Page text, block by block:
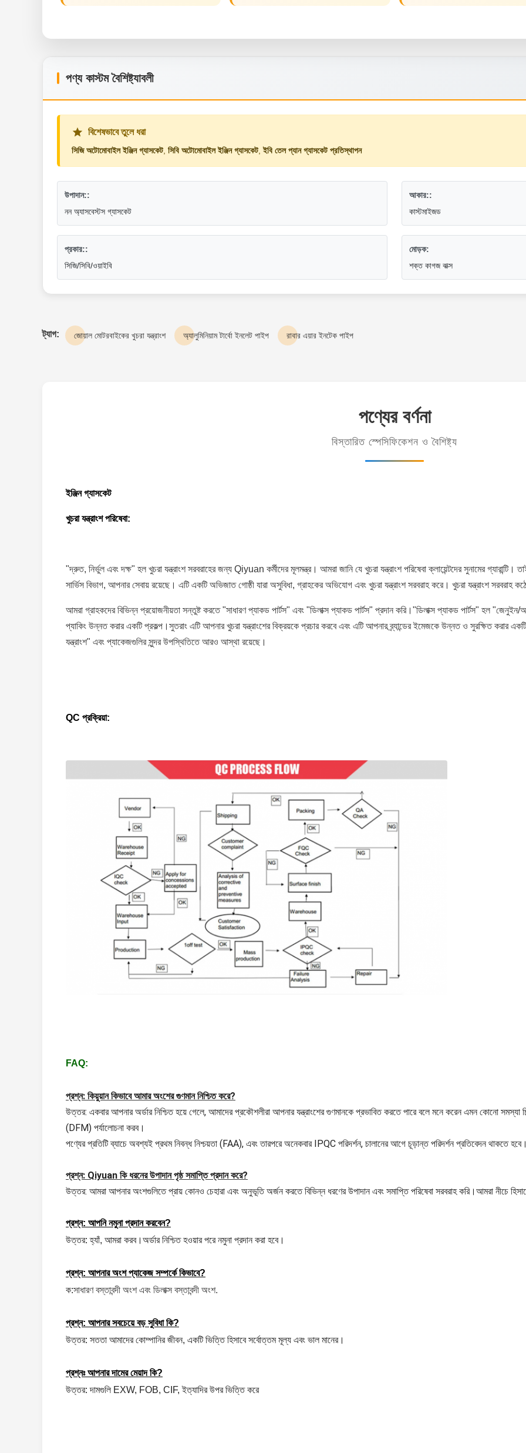
পণ্য কাস্টম বৈশিষ্ট্যাবলী
বিশেষভাবে তুলে ধরা
সিজি অটোমোবাইল ইঞ্জিন গ্যাসকেট, সিবি অটোমোবাইল ইঞ্জিন গ্যাসকেট,ইবি তেল প্যান গ্যাসকেট প্রতিস্থাপন
উপাদান::
নন অ্যাসবেস্টস গ্যাসকেট
আকার::
কাস্টমাইজড
প্রকার::
সিজি/সিবি/ওয়াইবি
মোড়ক:
শক্ত কাগজ বাক্স
ট্যাগ: জোয়াল মোটরবাইকের খুচরা যন্ত্রাংশ অ্যালুমিনিয়াম টার্বো ইনলেট পাইপ রাবার এয়ার ইনটেক পাইপ
পণ্যের বর্ণনা
বিস্তারিত স্পেসিফিকেশন ও বৈশিষ্ট্য
ইঞ্জিন গ্যাসকেট
খুচরা যন্ত্রাংশ পরিষেবা:
"দ্রুত, নির্ভুল এবং দক্ষ" হল খুচরা যন্ত্রাংশ সরবরাহের জন্য Qiyuan কর্মীদের মূলমন্ত্র। আমরা জানি যে খুচরা যন্ত্রাংশ পরিষেবা ক্লায়েন্টদের সুনামের
সার্ভিস বিভাগ, আপনার সেবায় রয়েছে। এটি একটি অভিজাত গোষ্ঠী যারা অসুবিধা, গ্রাহকের অভিযোগ এবং খুচরা যন্ত্রাংশ সরবরাহ করে। খুচরা যন্ত্রাংশ সরবরাহ
আমরা গ্রাহকদের বিভিন্ন প্রয়োজনীয়তা সন্তুষ্ট করতে "সাধারণ প্যাকড পার্টস" এবং "ডিলাক্স প্যাকড পার্টস" প্রদান করি।"ডিলাক্স প্যাকড পার্টস" হল "জেনুইন/
প্যাকিং উন্নত করার একটি প্রকল্প।সুতরাং এটি আপনার খুচরা যন্ত্রাংশের বিক্রয়কে প্রচার করবে এবং এটি আপনার ব্র্যান্ডের ইমেজকে উন্নত ও সুরক্ষিত করার
যন্ত্রাংশ" এবং প্যাকেজগুলির সুন্দর উপস্থিতিতে আরও আস্থা রয়েছে।
QC প্রক্রিয়া:
FAQ:
প্রশ্ন: কিয়ুয়ান কিভাবে আমার অংশের গুণমান নিশ্চিত করে?
উত্তর: একবার আপনার অর্ডার নিশ্চিত হয়ে গেলে, আমাদের প্রকৌশলীরা আপনার যন্ত্রাংশের গুণমানকে প্রভাবিত করতে পারে বলে মনে করেন এমন কোনো সমস্যা
(DFM) পর্যালোচনা করব।
পণ্যের প্রতিটি ব্যাচে অবশ্যই প্রথম নিবন্ধ নিশ্চয়তা (FAA), এবং তারপরে অনেকবার IPQC পরিদর্শন, চালানের আগে চূড়ান্ত পরিদর্শন প্রতিবেদন থাকতে হবে।
প্রশ্ন: Qiyuan কি ধরনের উপাদান পৃষ্ঠ সমাপ্তি প্রদান করে?
উত্তর: আমরা আপনার অংশগুলিতে প্রায় কোনও চেহারা এবং অনুভূতি অর্জন করতে বিভিন্ন ধরণের উপাদান এবং সমাপ্তি পরিষেবা সরবরাহ করি।আমরা নীচে
প্রশ্ন: আপনি নমুনা প্রদান করবেন?
উত্তর: হ্যাঁ, আমরা করব।অর্ডার নিশ্চিত হওয়ার পরে নমুনা প্রদান করা হবে।
প্রশ্ন: আপনার অংশ প্যাকেজ সম্পর্কে কিভাবে?
ক:সাধারণ বস্তাবন্দী অংশ এবং ডিলাক্স বস্তাবন্দী অংশ.
প্রশ্ন: আপনার সবচেয়ে বড় সুবিধা কি?
উত্তর: সততা আমাদের কোম্পানির জীবন, একটি ভিত্তি হিসাবে সর্বোত্তম মূল্য এবং ভাল মানের।
প্রশ্নঃ আপনার দামের মেয়াদ কি?
উত্তর: দামগুলি EXW, FOB, CIF, ইত্যাদির উপর ভিত্তি করে